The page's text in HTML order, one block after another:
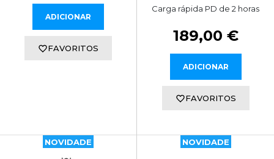
ADICIONAR
FAVORITOS
Carga rápida PD de 2 horas
189,00 €
ADICIONAR
FAVORITOS
NOVIDADE NOVIDADE